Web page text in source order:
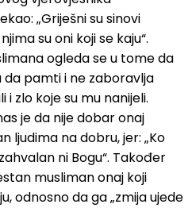
„Griješni su sinovi
su oni koji se kaju“.
ogleda se u tome da
pamti i ne zaboravlja
i zlo koje su mu nanijeli.
je da nije dobar onaj
ljudima na dobru, jer: „Ko
ni Bogu“. Također
musliman onaj koji
odnosno da ga „zmija ujede